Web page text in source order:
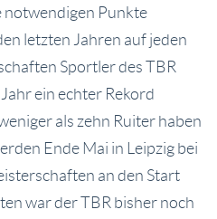
notwendigen Punkte
letzten Jahren auf jeden
Sportler des TBR
ein echter Rekord
als zehn Ruiter haben
Ende Mai in Leipzig bei
an den Start
war der TBR bisher noch